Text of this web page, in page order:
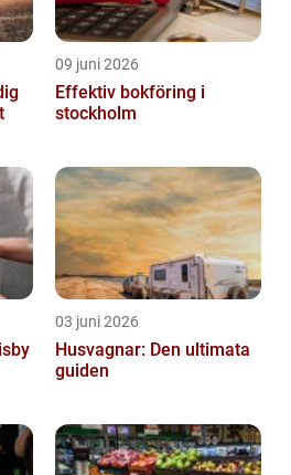
09 juni 2026
Effektiv bokföring i
stockholm
03 juni 2026
Husvagnar: Den ultimata
guiden